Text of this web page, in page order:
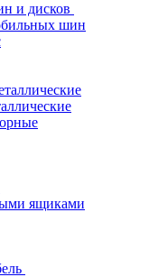
и дисков
шин
ящиками